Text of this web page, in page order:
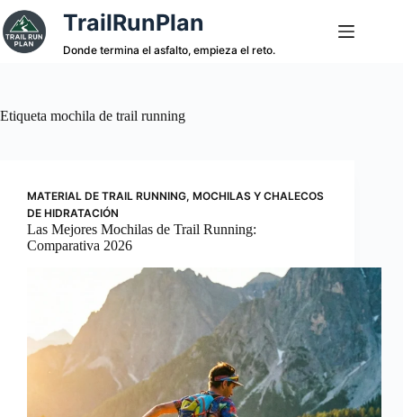
Saltar
al
contenido
TrailRunPlan
Donde termina el asfalto, empieza el reto.
Etiqueta mochila de trail running
MATERIAL DE TRAIL RUNNING, MOCHILAS Y CHALECOS
DE HIDRATACIÓN
Las Mejores Mochilas de Trail Running:
Comparativa 2026